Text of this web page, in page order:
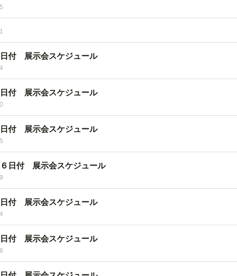
付 展示会スケジュール
付 展示会スケジュール
付 展示会スケジュール
日付 展示会スケジュール
付 展示会スケジュール
付 展示会スケジュール